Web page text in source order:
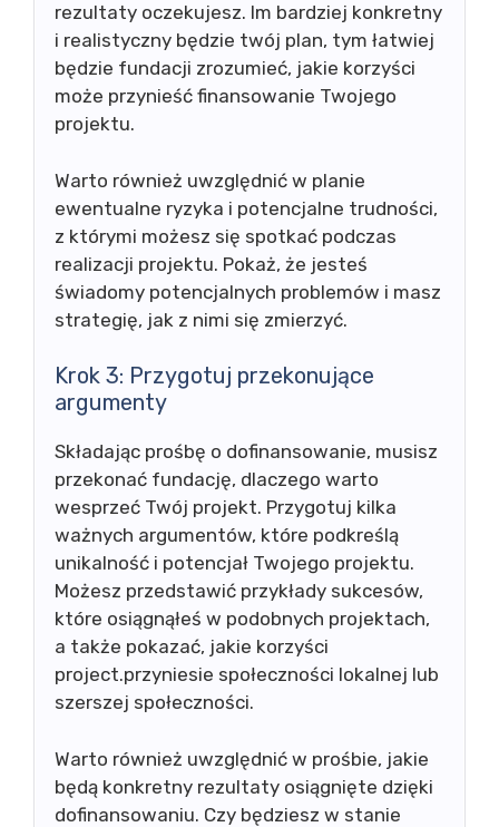
rezultaty oczekujesz. Im bardziej konkretny
i realistyczny będzie twój plan, tym łatwiej
będzie fundacji zrozumieć, jakie korzyści
może przynieść finansowanie Twojego
projektu.
Warto również uwzględnić w planie
ewentualne ryzyka i potencjalne trudności,
z którymi możesz się spotkać podczas
realizacji projektu. Pokaż, że jesteś
świadomy potencjalnych problemów i masz
strategię, jak z nimi się zmierzyć.
Krok 3: Przygotuj przekonujące
argumenty
Składając prośbę o dofinansowanie, musisz
przekonać fundację, dlaczego warto
wesprzeć Twój projekt. Przygotuj kilka
ważnych argumentów, które podkreślą
unikalność i potencjał Twojego projektu.
Możesz przedstawić przykłady sukcesów,
które osiągnąłeś w podobnych projektach,
a także pokazać, jakie korzyści
project.przyniesie społeczności lokalnej lub
szerszej społeczności.
Warto również uwzględnić w prośbie, jakie
będą konkretny rezultaty osiągnięte dzięki
dofinansowaniu. Czy będziesz w stanie